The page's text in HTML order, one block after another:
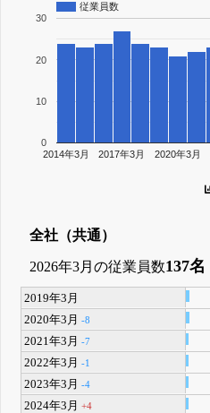
従業員数
2014年3月 2017年3月 2020年3月
0
10
20
30
全社（共通）
2026年3月の従業員数137名
2019年3月
2020年3月-8
2021年3月-7
2022年3月-1
2023年3月-4
2024年3月+4